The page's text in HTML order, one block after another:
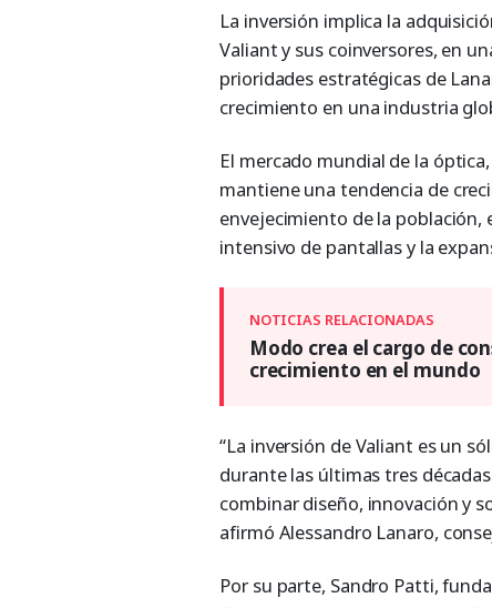
La inversión implica la
Valiant y sus coinversores, en
prioridades estratégicas de
crecimiento en una industria
El mercado mundial de la
mantiene una tendencia de
envejecimiento de la población,
intensivo de pantallas y la
Modo crea el cargo de
crecimiento en el mundo
“La inversión de Valiant es un
durante las últimas tres
combinar diseño, innovación y
afirmó Alessandro Lanaro,
Por su parte, Sandro Patti,